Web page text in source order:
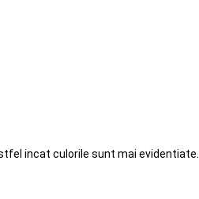
incat culorile sunt mai evidentiate.